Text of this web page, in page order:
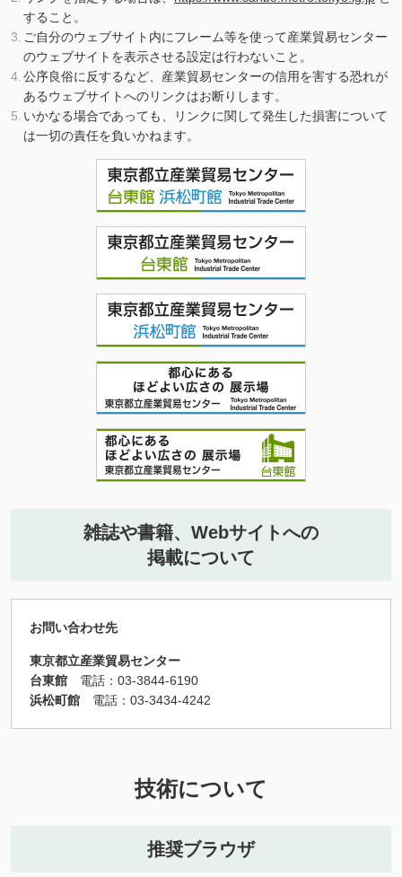
すること。
ご自分のウェブサイト内にフレーム等を使って産業貿易センター
のウェブサイトを表示させる設定は行わないこと。
公序良俗に反するなど、産業貿易センターの信用を害する恐れが
あるウェブサイトへのリンクはお断りします。
いかなる場合であっても、リンクに関して発生した損害について
は一切の責任を負いかねます。
雑誌や書籍、Webサイトへの
掲載について
お問い合わせ先
東京都立産業貿易センター
台東館
電話：03-3844-6190
浜松町館 電話： 03-3434-4242
技術について
推奨ブラウザ